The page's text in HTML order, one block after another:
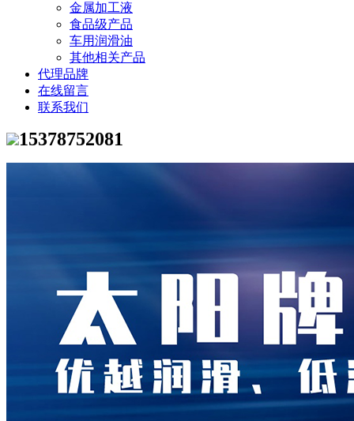
金属加工液
食品级产品
车用润滑油
其他相关产品
代理品牌
在线留言
联系我们
15378752081